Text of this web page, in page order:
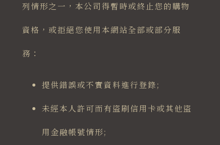
列情形之一，本公司得暫時或終止您的購物
資格，或拒絕您使用本網站全部或部分服
務：
提供錯誤或不實資料進行登錄;
未經本人許可而有盜刷信用卡或其他盜
用金融帳號情形;